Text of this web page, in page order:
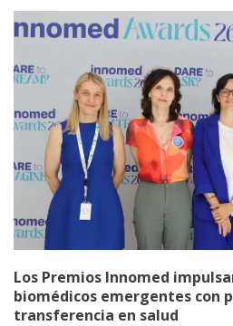
Los Premios Innomed
biomédicos emergentes con
transferencia en salud